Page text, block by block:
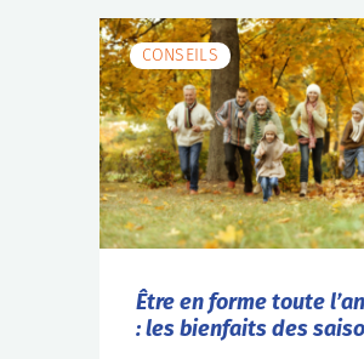
CONSEILS
Être en forme toute
: les bienfaits des